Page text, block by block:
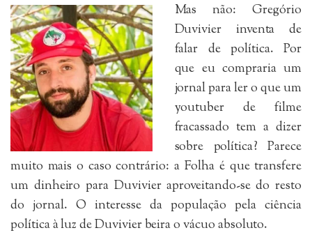
Mas não: Gregório
Duvivier inventa de
falar de política. Por
que eu compraria um
jornal para ler o que um
youtuber de filme
fracassado tem a dizer
sobre política? Parece
muito mais o caso contrário: a Folha é que transfere
um dinheiro para Duvivier aproveitando-se do resto
do jornal. O interesse da população pela ciência
política à luz de Duvivier beira o vácuo absoluto.